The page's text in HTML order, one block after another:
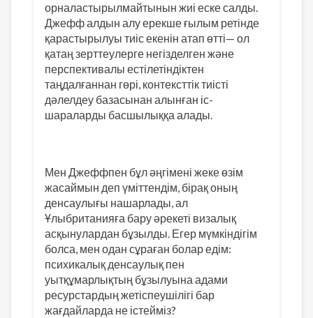
орналастырылмайтынын жиі еске салды.
Джефф алдын алу ерекше ғылым ретінде
қарастырылуы тиіс екенін атап өтті— ол
қатаң зерттеулерге негізделген және
перспективалы естілетіндіктен
таңдалғаннан гөрі, контексттік тиісті
дәлелдеу базасынан алынған іс-
шараларды басшылыққа алады.
Мен Джеффпен бұл әңгімені жеке өзім
жасаймын деп үміттендім, бірақ оның
денсаулығы нашарлады, ал
Ұлыбританияға бару әрекеті визалық
асқынулардан бұзылды. Егер мүмкіндігім
болса, мен одан сұраған болар едім:
психикалық денсаулық пен
уытқұмарлықтың бұзылуына адами
ресурстардың жетіспеушілігі бар
жағдайларда не істейміз?